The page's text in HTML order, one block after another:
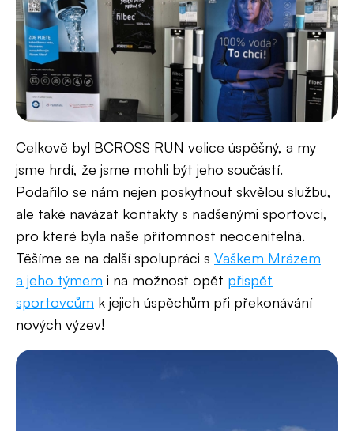
Celkově byl BCROSS RUN velice úspěšný, a my
jsme hrdí, že jsme mohli být jeho součástí.
Podařilo se nám nejen poskytnout skvělou službu,
ale také navázat kontakty s nadšenými sportovci,
pro které byla naše přítomnost neocenitelná.
Těšíme se na další spolupráci s Vaškem Mrázem
a jeho týmem i na možnost opět přispět
sportovcům k jejich úspěchům při překonávání
nových výzev!